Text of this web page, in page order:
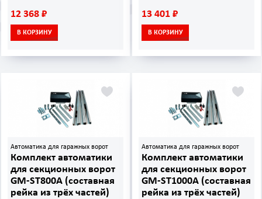
12 368 ₽
В КОРЗИНУ
13 401 ₽
В КОРЗИНУ
Автоматика для гаражных ворот
Комплект автоматики
для секционных ворот
GM-ST800A (составная
рейка из трёх частей)
Автоматика для гаражных ворот
Комплект автоматики
для секционных ворот
GM-ST1000A (составная
рейка из трёх частей)